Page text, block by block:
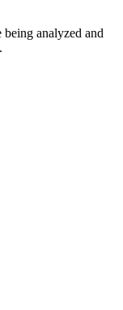
being analyzed and